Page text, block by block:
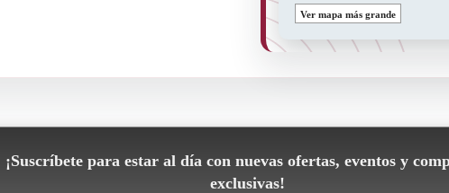
Ver mapa más grande
¡Suscríbete para estar al día con nuevas ofertas, eventos y
exclusivas!